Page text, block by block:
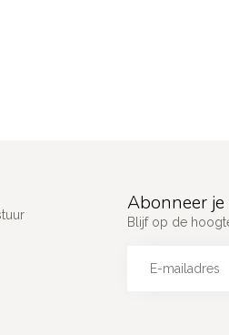
Abonneer
Blijf op de